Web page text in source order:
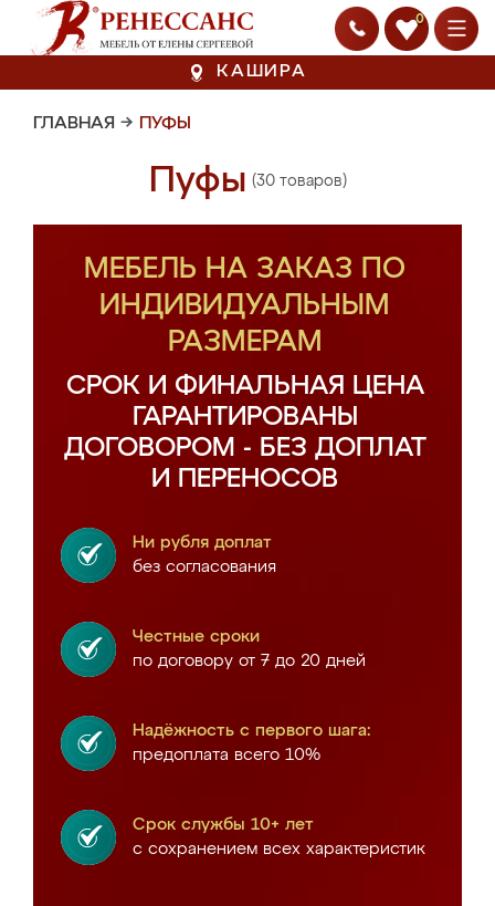
0
КАШИРА
ГЛАВНАЯ → ПУФЫ
Пуфы (30 товаров)
МЕБЕЛЬ НА ЗАКАЗ ПО
ИНДИВИДУАЛЬНЫМ
РАЗМЕРАМ
СРОК И ФИНАЛЬНАЯ ЦЕНА
ГАРАНТИРОВАНЫ
ДОГОВОРОМ - БЕЗ ДОПЛАТ
И ПЕРЕНОСОВ
Ни рубля доплат
без согласования
Честные сроки
по договору от 7 до 20 дней
Надёжность с первого шага:
предоплата всего 10%
Срок службы 10+ лет
с сохранением всех характеристик